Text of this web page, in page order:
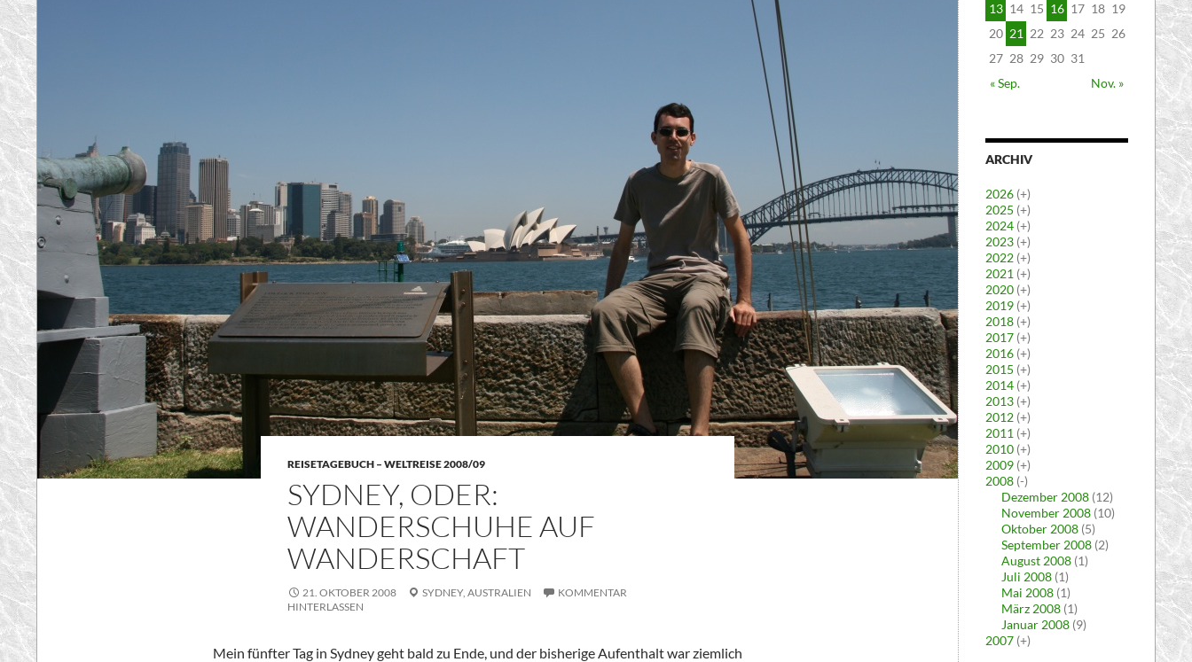
REISETAGEBUCH – WELTREISE 2008/09
SYDNEY, ODER:
WANDERSCHUHE AUF
WANDERSCHAFT
21. OKTOBER 2008 SYDNEY, AUSTRALIEN
KOMMENTAR
HINTERLASSEN
Mein fünfter Tag in Sydney geht bald zu Ende, und der bisherige Aufenthalt war ziemlich
13 14 15 16 17 18 19
20 21 22 23 24 25 26
27 28 29 30 31
« Sep.
Nov. »
ARCHIV
2026 (+)
2025 (+)
2024 (+)
2023 (+)
2022 (+)
2021 (+)
2020 (+)
2019 (+)
2018 (+)
2017 (+)
2016 (+)
2015 (+)
2014 (+)
2013 (+)
2012 (+)
2011 (+)
2010 (+)
2009 (+)
2008 (-)
Dezember 2008 (12)
November 2008 (10)
Oktober 2008 (5)
September 2008 (2)
August 2008 (1)
Juli 2008 (1)
Mai 2008 (1)
März 2008 (1)
Januar 2008 (9)
2007 (+)